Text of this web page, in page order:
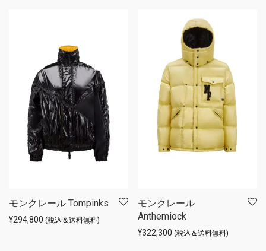
モンクレール Tompinks
¥294,800 (税込＆送料無料)
モンクレール
Anthemiock
¥322,300 (税込＆送料無料)